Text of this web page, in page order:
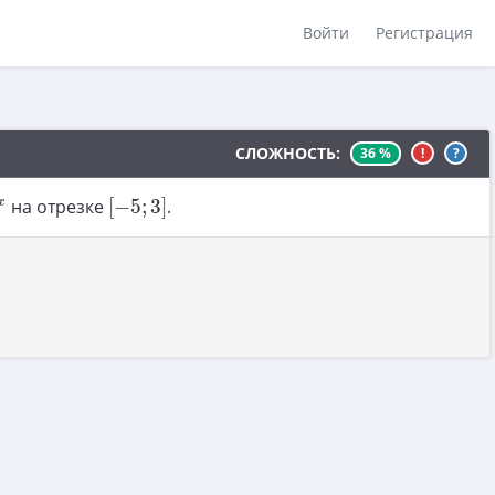
Войти Регистрация
СЛОЖНОСТЬ: 36 % ! ?
на отрезке −5;3
[ 5;3].